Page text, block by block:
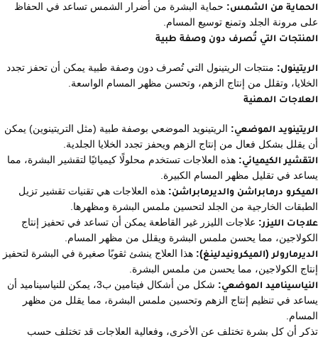
الحماية من الشمس: حماية البشرة من أضرار الشمس تساعد في الحفاظ
على مرونة الجلد وتمنع توسيع المسام.
المنتجات التي تُصرف دون وصفة طبية
الريتينول: منتجات الريتينول التي تُصرف دون وصفة طبية يمكن أن تحفز تجدد
الخلايا، وتقلل من إنتاج الزهم، وتحسن مظهر المسام الواسعة.
العلاجات المهنية
الريتينويد الموضعي: الريتينويد الموضعي بوصفة طبية (مثل التريتينوين) يمكن
أن يقلل بشكل فعال من إنتاج الزهم ويحفز تجدد الخلايا الجلدية.
التقشير الكيميائي: هذه العلاجات تستخدم محلولًا كيميائيًا لتقشير البشرة، مما
يساعد في تقليل مظهر المسام الكبيرة.
الميكرو درمابراشن والديرمابراشن: هذه العلاجات هي تقنيات تقشير تزيل
الطبقات الخارجية من الجلد لتحسين ملمس البشرة ومظهرها.
علاجات الليزر: علاجات الليزر غير القاطعة يمكن أن تساعد في تحفيز إنتاج
الكولاجين، مما يحسن ملمس البشرة ويقلل من مظهر المسام.
الديرمارولر (الميكرونيدلينغ): هذا العلاج ينشئ ثقوبًا صغيرة في البشرة لتحفيز
إنتاج الكولاجين، مما يحسن من ملمس البشرة.
النياسيناميد الموضعي:
شكل من أشكال فيتامين ب3، يمكن للنياسيناميد أن
يساعد في تنظيم إنتاج الزهم وتحسين ملمس البشرة، مما يقلل من مظهر
المسام.
تذكر أن كل بشرة تختلف عن الأخرى، وفعالية العلاجات قد تختلف حسب